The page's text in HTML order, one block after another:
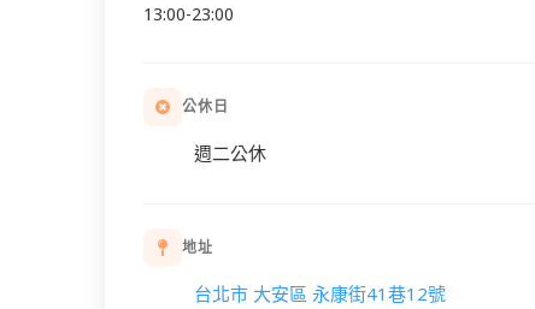
13:00-23:00
公休日
週二公休
地址
台北市 大安區 永康街41巷12號